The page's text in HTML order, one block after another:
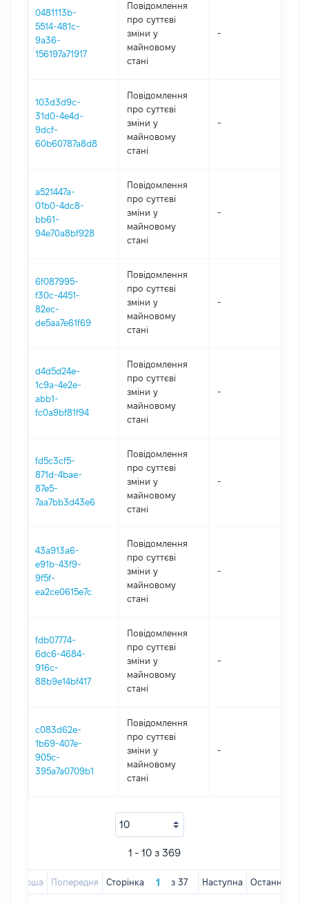
0481113b-
5514-481c-
9a36-
156197a71917
Повідомлення
про суттєві
зміни y
майновому
стані
-
103d3d9c-
31d0-4e4d-
9dcf-
60b60787a8d8
Повідомлення
про суттєві
зміни y
майновому
стані
-
a521447a-
01b0-4dc8-
bb61-
94e70a8bf928
Повідомлення
про суттєві
зміни y
майновому
стані
-
6f087995-
f30c-4451-
82ec-
de5aa7e61f69
Повідомлення
про суттєві
зміни y
майновому
стані
-
d4d5d24e-
1c9a-4e2e-
abb1-
fc0a9bf81f94
Повідомлення
про суттєві
зміни y
майновому
стані
-
fd5c3cf5-
871d-4bae-
87e5-
7aa7bb3d43e6
Повідомлення
про суттєві
зміни y
майновому
стані
-
43a913a6-
e91b-43f9-
9f5f-
ea2ce0615e7c
Повідомлення
про суттєві
зміни y
майновому
стані
-
fdb07774-
6dc6-4684-
916c-
88b9e14bf417
Повідомлення
про суттєві
зміни y
майновому
стані
-
c083d62e-
1b69-407e-
905c-
395a7a0709b1
Повідомлення
про суттєві
зміни y
майновому
стані
-
1 - 10 з 369
Перша Попередня Сторінка з 37 Наступна Остання